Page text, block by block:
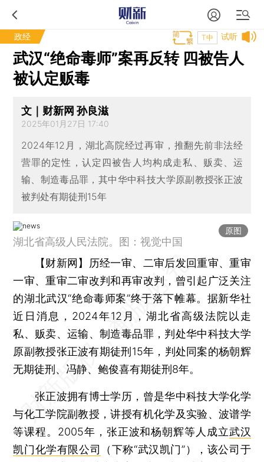
政经 试听
T中
武汉“绝命毒师”案再反转 四被告人
被认定贩毒
文｜财新网 孙良滋
2025年01月27日 17:40
2024年12月，湖北高院经过再审，推翻先前非法经
营罪的定性，认定四被告人均构成走私、贩卖、运
输、制造毒品罪，其中华中科技大学原副教授张正波
被判处有期徒刑15年
原图
湖北省高级人民法院。图：视觉中国
【财新网】
历经一审、二审后发回重审、重审
一审、重审二审改判和再审改判，曾引起广泛关注
的湖北武汉“绝命毒师案”终于落下帷幕。据新华社
近日消息，2024年12月，湖北省高级法院以走
私、贩卖、运输、制造毒品罪，判处华中科技大学
原副教授张正波有期徒刑15年，判处同案的杨朝辉
无期徒刑、冯静、鲍俊喜有期徒刑8年。
张正波拥有博士学历，曾是华中科技大学化学
与化工学院副教授，讲授有机化学及实验、波谱学
等课程。2005年，张正波和杨朝辉等人成立武汉
凯门化学有限公司
（下称“武汉凯门”），该公司于